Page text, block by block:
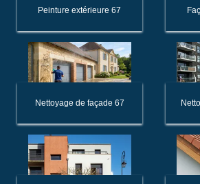
Peinture extérieure 67
Nettoyage de façade 67